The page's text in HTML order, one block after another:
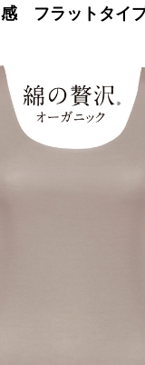
感 フラットタイ